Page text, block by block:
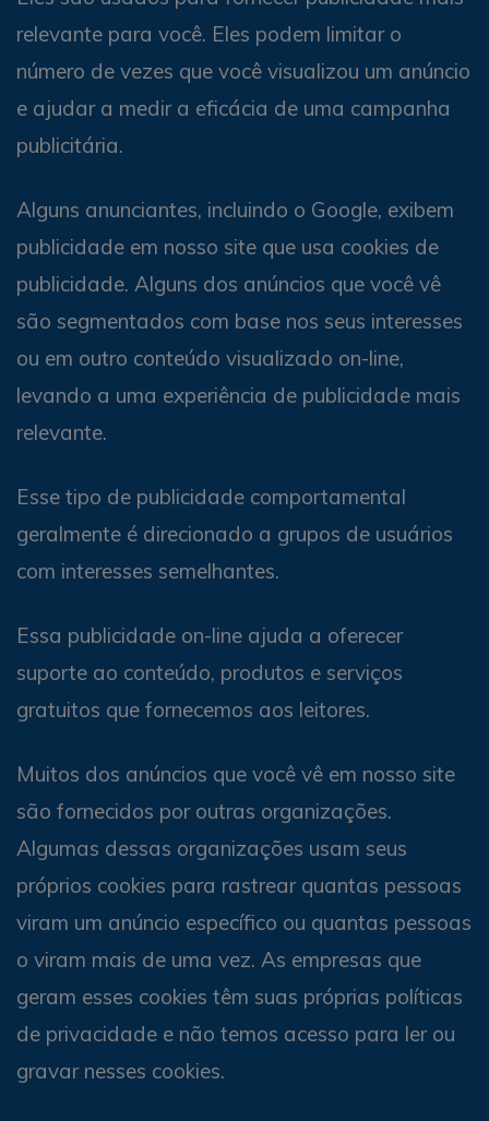
relevante para você. Eles podem limitar o
número de vezes que você visualizou um anúncio
e ajudar a medir a eficácia de uma campanha
publicitária.
Alguns anunciantes, incluindo o Google, exibem
publicidade em nosso site que usa cookies de
publicidade. Alguns dos anúncios que você vê
são segmentados com base nos seus interesses
ou em outro conteúdo visualizado on-line,
levando a uma experiência de publicidade mais
relevante.
Esse tipo de publicidade comportamental
geralmente é direcionado a grupos de usuários
com interesses semelhantes.
Essa publicidade on-line ajuda a oferecer
suporte ao conteúdo, produtos e serviços
gratuitos que fornecemos aos leitores.
Muitos dos anúncios que você vê em nosso site
são fornecidos por outras organizações.
Algumas dessas organizações usam seus
próprios cookies para rastrear quantas pessoas
viram um anúncio específico ou quantas pessoas
o viram mais de uma vez. As empresas que
geram esses cookies têm suas próprias políticas
de privacidade e não temos acesso para ler ou
gravar nesses cookies.